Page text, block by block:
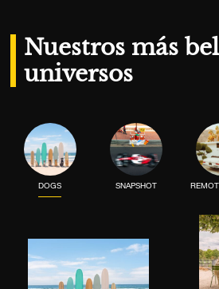
Nuestros más
universos
DOGS SNAPSHOT